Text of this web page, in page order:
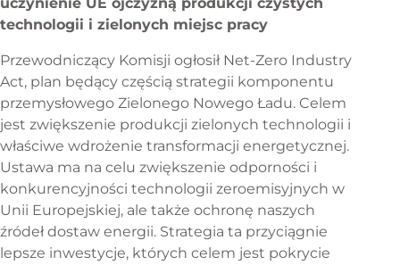
technologii i zielonych miejsc pracy
Przewodniczący Komisji ogłosił Net-Zero Industry
Act, plan będący częścią strategii komponentu
przemysłowego Zielonego Nowego Ładu. Celem
jest zwiększenie produkcji zielonych technologii i
właściwe wdrożenie transformacji energetycznej.
Ustawa ma na celu zwiększenie odporności i
konkurencyjności technologii zeroemisyjnych w
Unii Europejskiej, ale także ochronę naszych
źródeł dostaw energii. Strategia ta przyciągnie
lepsze inwestycje, których celem jest pokrycie